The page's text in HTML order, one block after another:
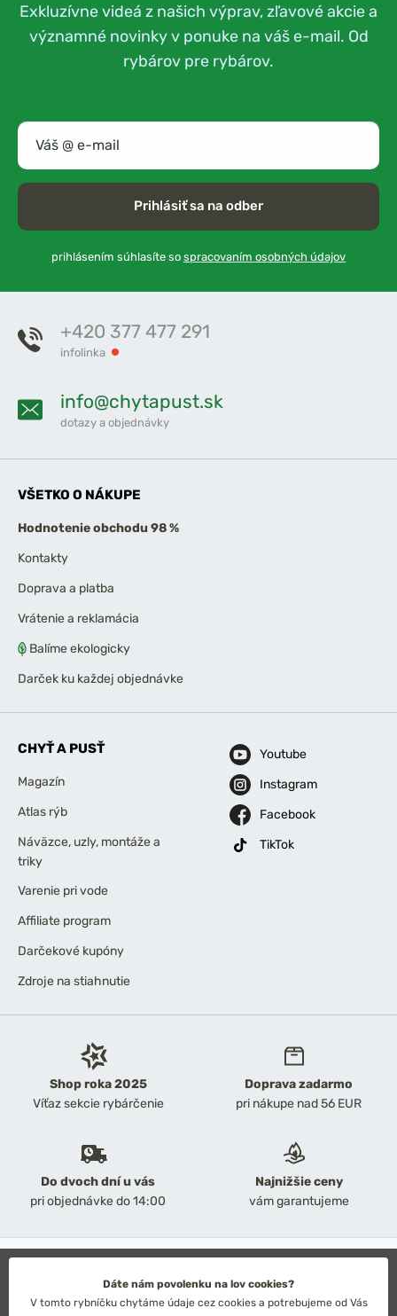
Exkluzívne videá z našich výprav, zľavové akcie a
významné novinky v ponuke na váš e-mail. Od
rybárov pre rybárov.
Prihlásiť sa na odber
prihlásením súhlasíte so spracovaním osobných údajov
Shop roka 2025
Víťaz sekcie rybárčenie
Doprava zadarmo
pri nákupe nad 56 EUR
Do dvoch dní u vás
pri objednávke do 14:00
Najnižšie ceny
vám garantujeme
+420 377 477 291
infolinka
info@chytapust.sk
dotazy a objednávky
VŠETKO O NÁKUPE
Hodnotenie obchodu 98 %
Kontakty
Doprava a platba
Vrátenie a reklamácia
Balíme ekologicky
Darček ku každej objednávke
CHYŤ A PUSŤ
Magazín
Atlas rýb
Náväzce, uzly, montáže a
triky
Varenie pri vode
Affiliate program
Darčekové kupóny
Zdroje na stiahnutie
Youtube
Instagram
Facebook
TikTok
Obchodné podmienky
Ochrana osobných údajov
Dáte nám povolenku na lov cookies?
V tomto rybníčku chytáme údaje cez cookies a potrebujeme od Vás